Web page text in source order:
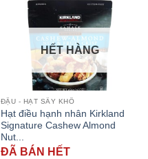
HẾT HÀNG
ĐẬU - HẠT SẤY KHÔ
Hạt điều hạnh nhân Kirkland
Signature Cashew Almond
Nut...
ĐÃ BÁN HẾT